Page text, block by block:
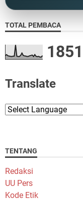
TOTAL PEMBACA
1851
Translate
TENTANG
Redaksi
UU Pers
Kode Etik